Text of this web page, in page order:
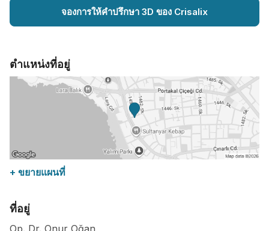
จองการให้คำปรึกษา 3D ของ Crisalix
ตำแหน่งที่อยู่
+ ขยายแผนที่
ที่อยู่
Op. Dr. Onur Oğan